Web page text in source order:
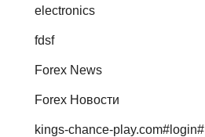
electronics
fdsf
Forex News
Forex Новости
kings-chance-play.com#login#